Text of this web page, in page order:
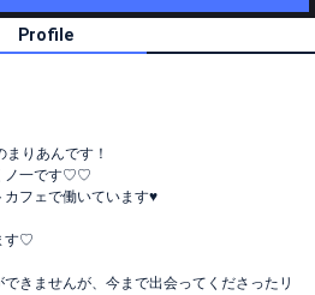
Profile
りあんです！
ノ一です♡♡
フェで働いています♥
す♡
きませんが、今まで出会ってくださったリ